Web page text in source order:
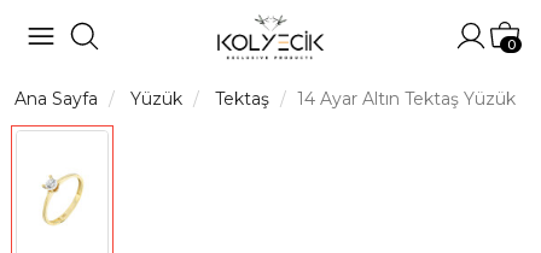
0
Ana Sayfa Yüzük Tektaş 14 Ayar Altın Tektaş Yüzük